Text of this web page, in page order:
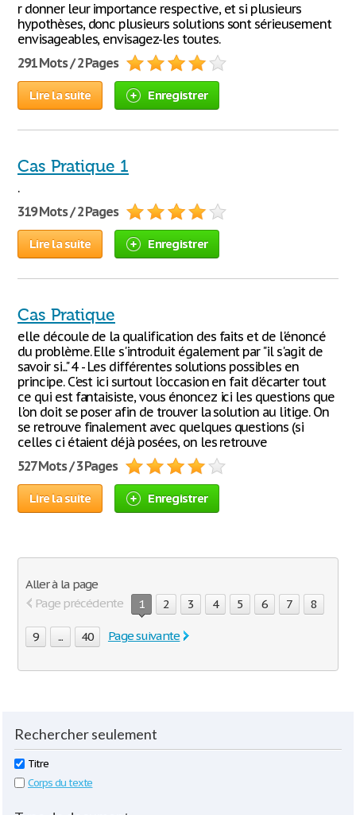
r donner leur importance respective, et si plusieurs
hypothèses, donc plusieurs solutions sont sérieusement
envisageables, envisagez-les toutes.
291 Mots / 2 Pages
Lire la suite Enregistrer
Cas Pratique 1
.
319 Mots / 2 Pages
Lire la suite Enregistrer
Cas Pratique
elle découle de la qualification des faits et de l'énoncé
du problème. Elle s'introduit également par "il s'agit de
savoir si..." 4 - Les différentes solutions possibles en
principe. C'est ici surtout l'occasion en fait d'écarter tout
ce qui est fantaisiste, vous énoncez ici les questions que
l'on doit se poser afin de trouver la solution au litige. On
se retrouve finalement avec quelques questions (si
celles ci étaient déjà posées, on les retrouve
527 Mots / 3 Pages
Lire la suite Enregistrer
Aller à la page
Page précédente
1 2 3 4 5 6 7 8
9 ... 40 Page suivante
Rechercher seulement
Titre
Corps du texte